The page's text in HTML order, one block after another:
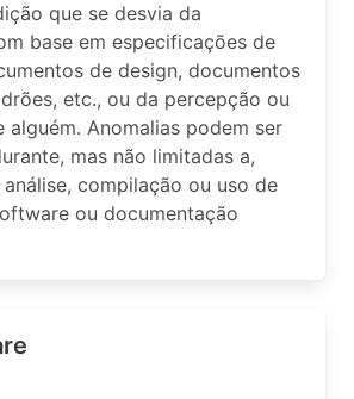
que se desvia da
base em especificações de
de design, documentos
etc., ou da percepção ou
alguém. Anomalias podem ser
mas não limitadas a,
compilação ou uso de
ou documentação